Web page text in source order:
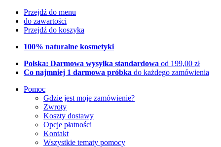
Przejdź do menu
do zawartości
Przejdź do koszyka
100% naturalne kosmetyki
Polska: Darmowa wysyłka standardowa od 199,00 zł
Co najmniej 1 darmowa próbka do każdego zamówienia
Pomoc
Gdzie jest moje zamówienie?
Zwroty
Koszty dostawy
Opcje płatności
Kontakt
Wszystkie tematy pomocy